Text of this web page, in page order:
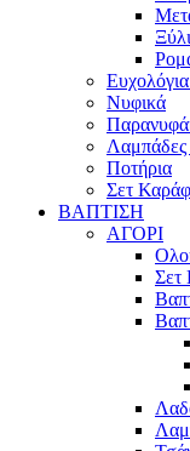
Νυφικά
Ποτήρια
Σετ
ΒΑΠΤΙΣΗ
ΑΓΟΡΙ
Σετ